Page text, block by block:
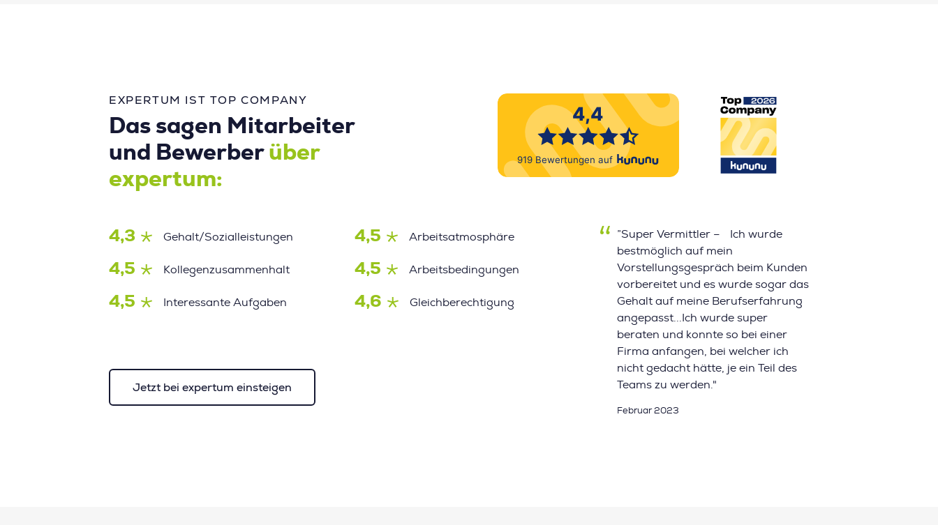
EXPERTUM IST TOP COMPANY
Das sagen Mitarbeiter
und Bewerber über
expertum:
4,3 Gehalt/Sozialleistungen 4,5 Arbeitsatmosphäre
4,5 Kollegenzusammenhalt 4,5 Arbeitsbedingungen
4,5 Interessante Aufgaben 4,6 Gleichberechtigung
Jetzt bei expertum einsteigen
”Super Vermittler – Ich wurde
bestmöglich auf mein
Vorstellungsgespräch beim Kunden
vorbereitet und es wurde sogar das
Gehalt auf meine Berufserfahrung
angepasst...Ich wurde super
beraten und konnte so bei einer
Firma anfangen, bei welcher ich
nicht gedacht hätte, je ein Teil des
Teams zu werden."
Februar 2023